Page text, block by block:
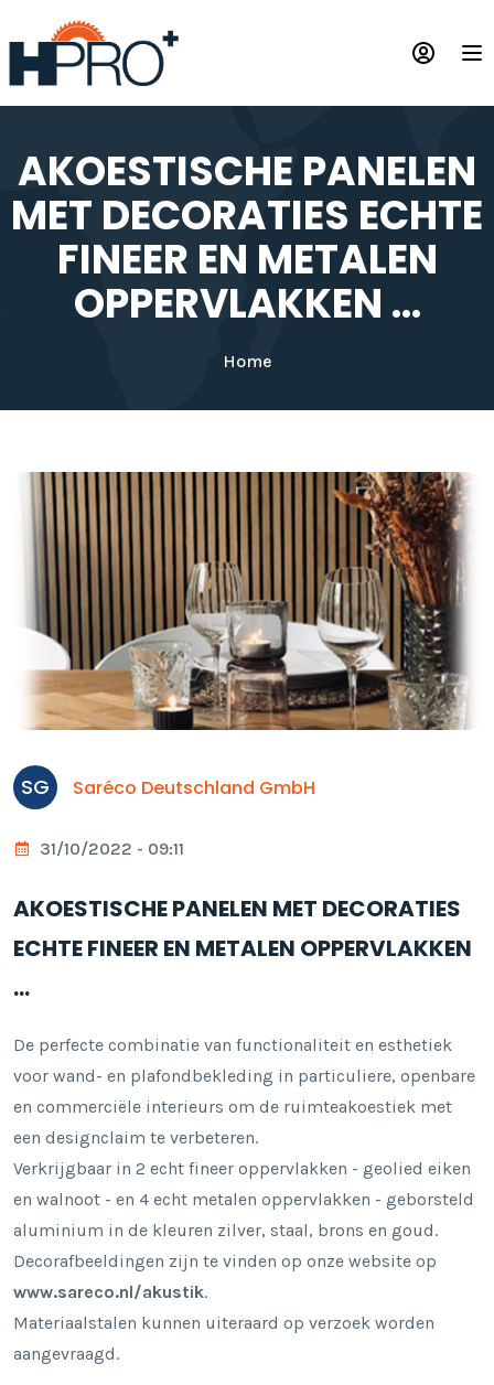
en
naar
de
AKOESTISCHE PANELEN
MET DECORATIES ECHTE
FINEER EN METALEN
OPPERVLAKKEN ...
Home
SG Saréco Deutschland GmbH
31/10/2022 - 09:11
AKOESTISCHE PANELEN MET DECORATIES
ECHTE FINEER EN METALEN OPPERVLAKKEN
...
De perfecte combinatie van functionaliteit en esthetiek
voor wand- en plafondbekleding in particuliere, openbare
en commerciële interieurs om de ruimteakoestiek met
een designclaim te verbeteren.
Verkrijgbaar in 2 echt fineer oppervlakken - geolied eiken
en walnoot - en 4 echt metalen oppervlakken - geborsteld
aluminium in de kleuren zilver, staal, brons en goud.
Decorafbeeldingen zijn te vinden op onze website op
www.sareco.nl/akustik.
Materiaalstalen kunnen uiteraard op verzoek worden
aangevraagd.